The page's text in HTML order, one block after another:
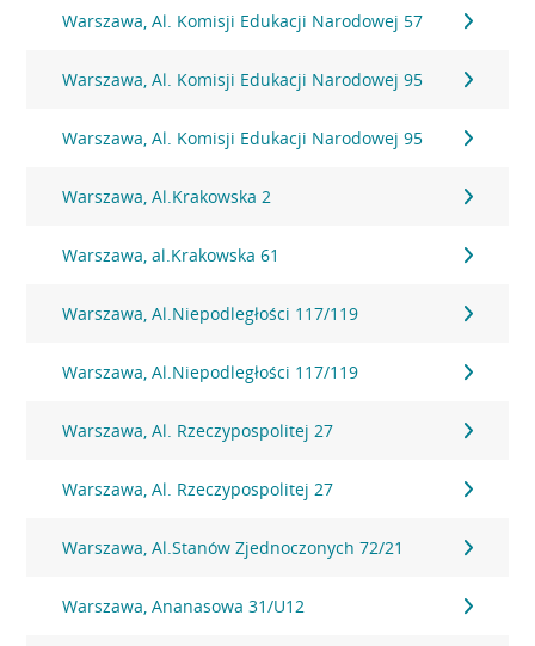
Warszawa, Al. Komisji Edukacji Narodowej 57
Warszawa, Al. Komisji Edukacji Narodowej 95
Warszawa, Al. Komisji Edukacji Narodowej 95
Warszawa, Al.Krakowska 2
Warszawa, al.Krakowska 61
Warszawa, Al.Niepodległości 117/119
Warszawa, Al.Niepodległości 117/119
Warszawa, Al. Rzeczypospolitej 27
Warszawa, Al. Rzeczypospolitej 27
Warszawa, Al.Stanów Zjednoczonych 72/21
Warszawa, Ananasowa 31/U12